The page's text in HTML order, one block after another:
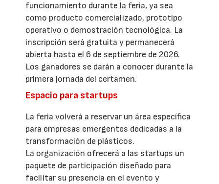
funcionamiento durante la feria, ya sea
como producto comercializado, prototipo
operativo o demostración tecnológica. La
inscripción será gratuita y permanecerá
abierta hasta el 6 de septiembre de 2026.
Los ganadores se darán a conocer durante la
primera jornada del certamen.
Espacio para startups
La feria volverá a reservar un área específica
para empresas emergentes dedicadas a la
transformación de plásticos.
La organización ofrecerá a las startups un
paquete de participación diseñado para
facilitar su presencia en el evento y